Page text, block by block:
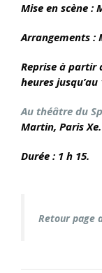
Mise en scène :
Arrangements :
Reprise à partir
heures jusqu’au
Au théâtre du
Martin, Paris Xe.
Durée : 1 h 15.
Retour page